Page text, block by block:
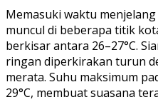
Memasuki waktu
muncul di beberapa titik
berkisar antara 26–27°C.
ringan diperkirakan turun
merata. Suhu maksimum
29°C, membuat suasana